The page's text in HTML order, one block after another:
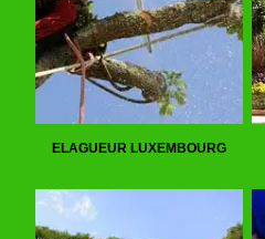
ELAGUEUR LUXEMBOURG